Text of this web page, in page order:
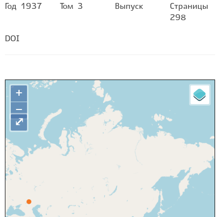
Год 1937 Том 3 Выпуск
Страницы
298
DOI
+
−
⤢